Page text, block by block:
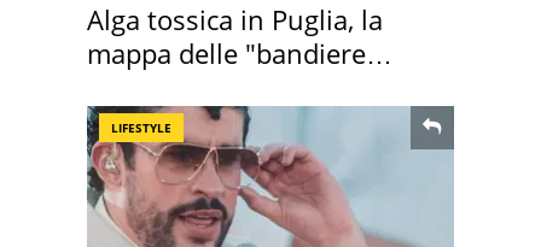
Alga tossica in Puglia, la
mappa delle "bandiere
LIFESTYLE